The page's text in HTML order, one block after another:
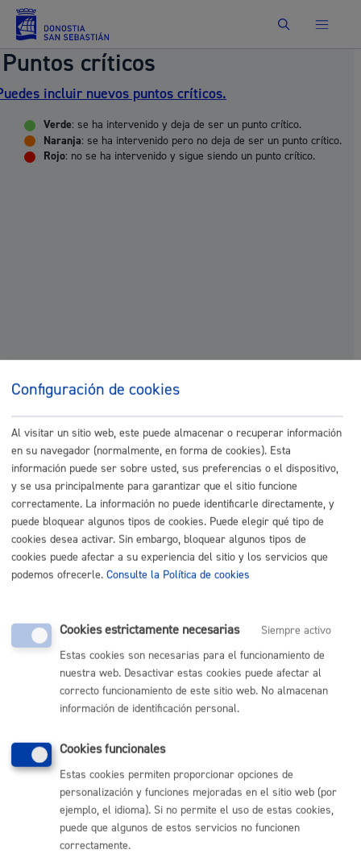
Buscar
Puntos críticos
incluir nuevos puntos críticos.
Verde: se ha intervenido y deja de ser un punto crítico.
Naranja: se ha intervenido pero no deja de ser un punto crítico.
Rojo: no se ha intervenido y sigue siendo un punto crítico.
mejorar los puntos de la ciudad que no tienen visibilidad,
accesibilidad o son aislados y por lo tanto producen
inseguridad, sobre todo en las mujeres.
Puedes incluir nuevos puntos críticos. Tras valorarlo el
departamento te responderá, añadiéndolo al mapa si
Con el mapa queremos visibilizar que el espacio público
no es seguro para colectivos vulnerables. Dar visibilidad
al problema es el primer paso para lograr una Donostia
igualitaria y segura.
Configuración de cookies
Al visitar un sitio web, este puede almacenar o recuperar información
en su navegador (normalmente, en forma de cookies). Esta
información puede ser sobre usted, sus preferencias o el dispositivo,
y se usa principalmente para garantizar que el sitio funcione
correctamente. La información no puede identificarle directamente, y
puede bloquear algunos tipos de cookies. Puede elegir qué tipo de
cookies desea activar. Sin embargo, bloquear algunos tipos de
cookies puede afectar a su experiencia del sitio y los servicios que
podemos ofrecerle. Consulte la Política de cookies
Cookies estrictamente necesarias
Siempre activo
Estas cookies son necesarias para el funcionamiento de
nuestra web. Desactivar estas cookies puede afectar al
correcto funcionamiento de este sitio web. No almacenan
información de identificación personal.
Cookies funcionales
Estas cookies permiten proporcionar opciones de
personalización y funciones mejoradas en el sitio web (por
ejemplo, el idioma). Si no permite el uso de estas cookies,
puede que algunos de estos servicios no funcionen
correctamente.